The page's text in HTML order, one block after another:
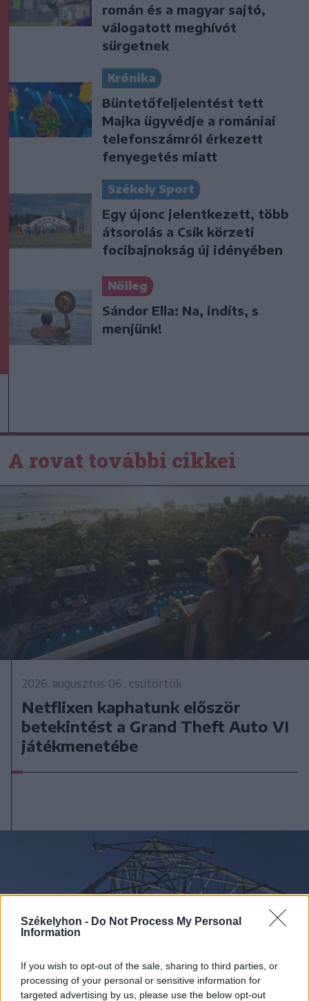
Székelyhon - Do Not Process My Personal
Information
If you wish to opt-out of the sale, sharing to third parties, or
processing of your personal or sensitive information for
targeted advertising by us, please use the below opt-out
román és a magyar sajtó,
válogatott meghívót
sürgetnek
Krónika
Büntetőfeljelentést tett
Majka ügyvédje a romániai
telefonszámról érkezett
fenyegetés miatt
Székely Sport
Egy újonc jelentkezett, több
átsorolás a Csík körzeti
focibajnokság új idényében
Nőileg
Sándor Ella: Na, indíts, s
menjünk!
A rovat további cikkei
2026. augusztus 06., csütörtök
Netflixen kaphatunk először
betekintést a Grand Theft Auto VI
játékmenetébe